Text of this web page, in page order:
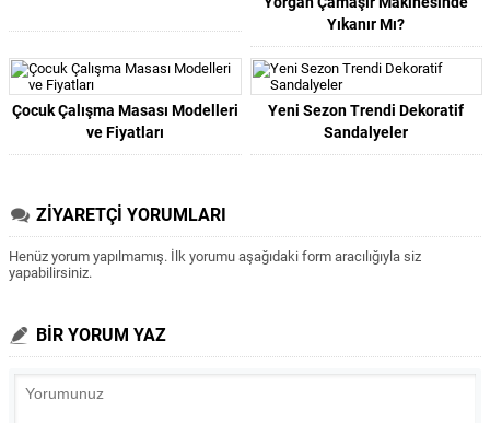
Yıkanır Mı?
Çocuk Çalışma Masası Modelleri
ve Fiyatları
Yeni Sezon Trendi Dekoratif
Sandalyeler
ZİYARETÇİ YORUMLARI
Henüz yorum yapılmamış. İlk yorumu aşağıdaki form aracılığıyla siz
yapabilirsiniz.
BİR YORUM YAZ